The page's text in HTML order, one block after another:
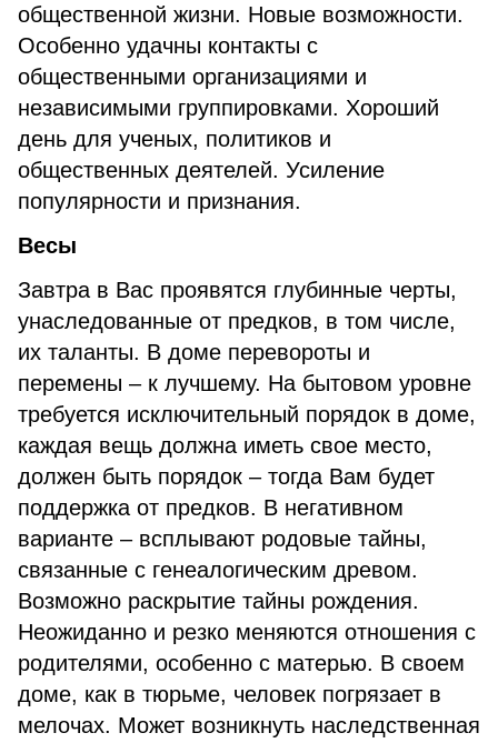
общественной жизни. Новые возможности.
Особенно удачны контакты с
общественными организациями и
независимыми группировками. Хороший
день для ученых, политиков и
общественных деятелей. Усиление
популярности и признания.
Весы
Завтра в Вас проявятся глубинные черты,
унаследованные от предков, в том числе,
их таланты. В доме перевороты и
перемены – к лучшему. На бытовом уровне
требуется исключительный порядок в доме,
каждая вещь должна иметь свое место,
должен быть порядок – тогда Вам будет
поддержка от предков. В негативном
варианте – всплывают родовые тайны,
связанные с генеалогическим древом.
Возможно раскрытие тайны рождения.
Неожиданно и резко меняются отношения с
родителями, особенно с матерью. В своем
доме, как в тюрьме, человек погрязает в
мелочах. Может возникнуть наследственная